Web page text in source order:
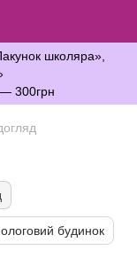
школяра»,
300грн
будинок